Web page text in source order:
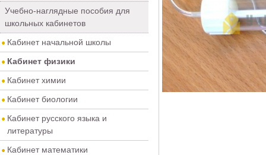
Учебно-наглядные пособия для
школьных кабинетов
Кабинет начальной школы
Кабинет физики
Кабинет химии
Кабинет биологии
Кабинет русского языка и
литературы
Кабинет математики